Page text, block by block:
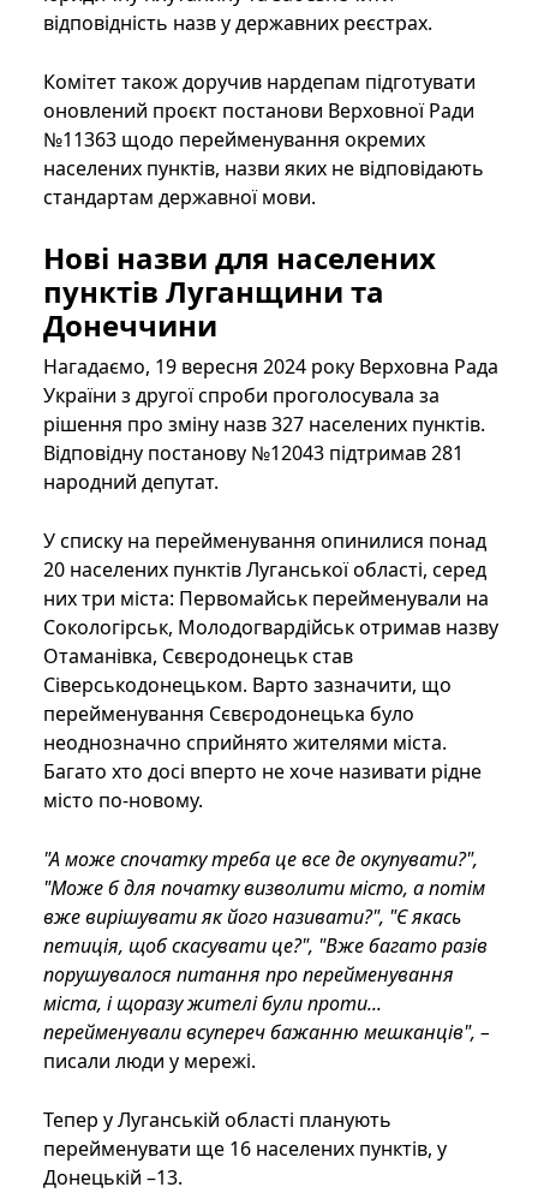
відповідність назв у державних реєстрах.
Комітет також доручив нардепам підготувати
оновлений проєкт постанови Верховної Ради
№11363 щодо перейменування окремих
населених пунктів, назви яких не відповідають
стандартам державної мови.
Нові назви для населених
пунктів Луганщини та
Донеччини
Нагадаємо, 19 вересня 2024 року Верховна Рада
України з другої спроби проголосувала за
рішення про зміну назв 327 населених пунктів.
Відповідну постанову №12043 підтримав 281
народний депутат.
У списку на перейменування опинилися понад
20 населених пунктів Луганської області, серед
них три міста: Первомайськ перейменували на
Сокологірськ, Молодогвардійськ отримав назву
Отаманівка, Сєвєродонецьк став
Сіверськодонецьком. Варто зазначити, що
перейменування Сєвєродонецька було
неоднозначно сприйнято жителями міста.
Багато хто досі вперто не хоче називати рідне
місто по-новому.
"А може спочатку треба це все де окупувати?",
"Може б для початку визволити місто, а потім
вже вирішувати як його називати?", "Є якась
петиція, щоб скасувати це?", "Вже багато разів
порушувалося питання про перейменування
міста, і щоразу жителі були проти...
перейменували всупереч бажанню мешканців", –
писали люди у мережі.
Тепер у Луганській області планують
перейменувати ще 16 населених пунктів, у
Донецькій –13.